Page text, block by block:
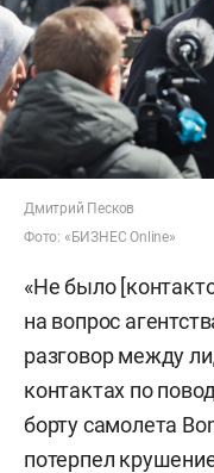
Дмитрий Песков
Фото: «БИЗНЕС Online»
«Не было
на вопрос
разговор между
контактах по
борту самолета
потерпел